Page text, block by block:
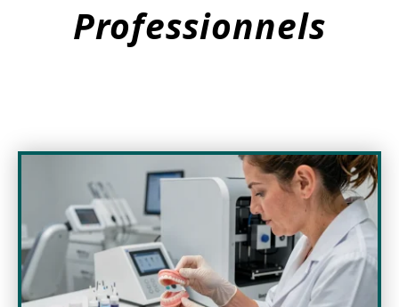
Professionnels